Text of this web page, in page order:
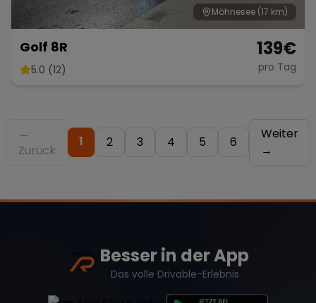
Möhnesee (17 km)
Golf 8R
5.0 (12)
139€
pro Tag
←
Zurück
1 2 3 4 5 6
Weiter
→
Besser in der App
Das volle Drivable-Erlebnis